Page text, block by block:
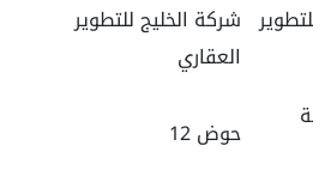
شركة الخليج للتطوير
العقاري
حوض 12